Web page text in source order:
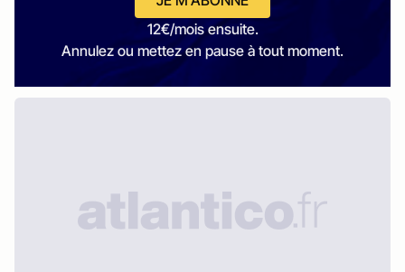
12€/mois ensuite.
Annulez ou mettez en pause à tout moment.